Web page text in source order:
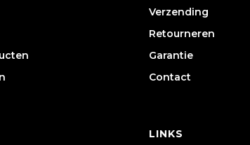
Verzending
Retourneren
Garantie
Contact
LINKS